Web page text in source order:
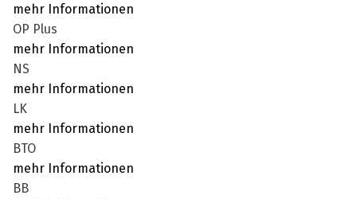
mehr Informationen
OP Plus
mehr Informationen
NS
mehr Informationen
LK
mehr Informationen
BTO
mehr Informationen
BB